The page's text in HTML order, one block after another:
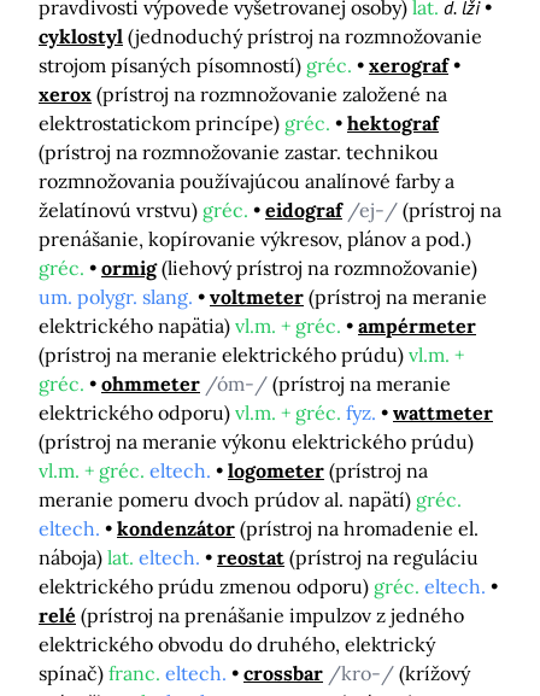
pravdivosti výpovede vyšetrovanej osoby) lat. d. lži
cyklostyl (jednoduchý prístroj na rozmnožovanie
strojom písaných písomností) gréc.
xerograf
xerox (prístroj na rozmnožovanie založené na
elektrostatickom princípe) gréc.
hektograf
(prístroj na rozmnožovanie zastar. technikou
rozmnožovania používajúcou analínové farby a
želatínovú vrstvu) gréc. eidograf /ej-/ (prístroj na
prenášanie, kopírovanie výkresov, plánov a pod.)
gréc.
ormig (liehový prístroj na rozmnožovanie)
um. polygr. slang.
voltmeter (prístroj na meranie
elektrického napätia) vl.m. + gréc.
ampérmeter
(prístroj na meranie elektrického prúdu) vl.m. +
gréc.
ohmmeter /óm-/ (prístroj na meranie
elektrického odporu) vl.m. + gréc. fyz.
wattmeter
(prístroj na meranie výkonu elektrického prúdu)
vl.m. + gréc. eltech. logometer (prístroj na
meranie pomeru dvoch prúdov al. napätí) gréc.
eltech.
kondenzátor (prístroj na hromadenie el.
náboja) lat. eltech. reostat (prístroj na reguláciu
elektrického prúdu zmenou odporu) gréc. eltech.
relé (prístroj na prenášanie impulzov z jedného
elektrického obvodu do druhého, elektrický
spínač) franc. eltech. crossbar /kro-/ (krížový